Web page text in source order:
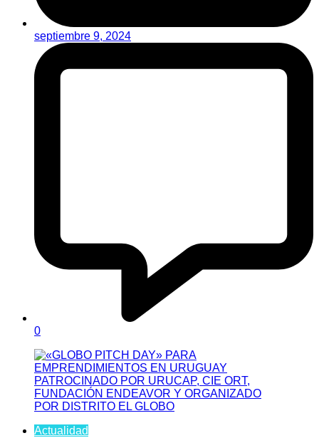
septiembre 9, 2024
0
Actualidad